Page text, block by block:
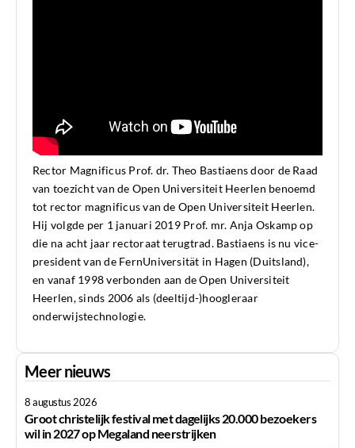
Rector Magnificus Prof. dr. Theo Bastiaens door de Raad
van toezicht van de Open Universiteit Heerlen benoemd
tot rector magnificus van de Open Universiteit Heerlen.
Hij volgde per 1 januari 2019 Prof. mr. Anja Oskamp op
die na acht jaar rectoraat terugtrad. Bastiaens is nu vice-
president van de FernUniversität in Hagen (Duitsland),
en vanaf 1998 verbonden aan de Open Universiteit
Heerlen, sinds 2006 als (deeltijd-)hoogleraar
onderwijstechnologie.
Meer nieuws
8 augustus 2026
Groot christelijk festival met dagelijks 20.000 bezoekers
wil in 2027 op Megaland neerstrijken